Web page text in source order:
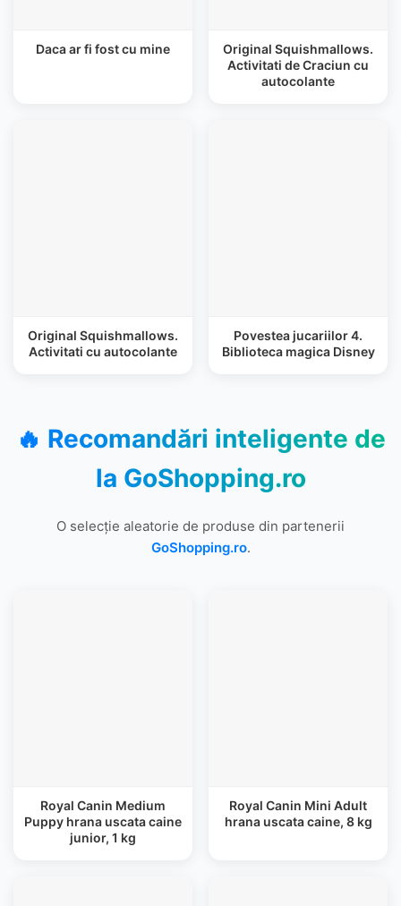
Daca ar fi fost cu mine
Original Squishmallows.
Activitati de Craciun cu
autocolante
Original Squishmallows.
Activitati cu autocolante
Povestea jucariilor 4.
Biblioteca magica Disney
🔥 Recomandări inteligente de
la GoShopping.ro
O selecție aleatorie de produse din partenerii
GoShopping.ro.
Royal Canin Medium
Puppy hrana uscata caine
junior, 1 kg
Royal Canin Mini Adult
hrana uscata caine, 8 kg